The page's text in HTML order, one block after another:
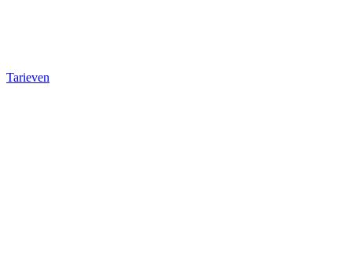
Tarieven